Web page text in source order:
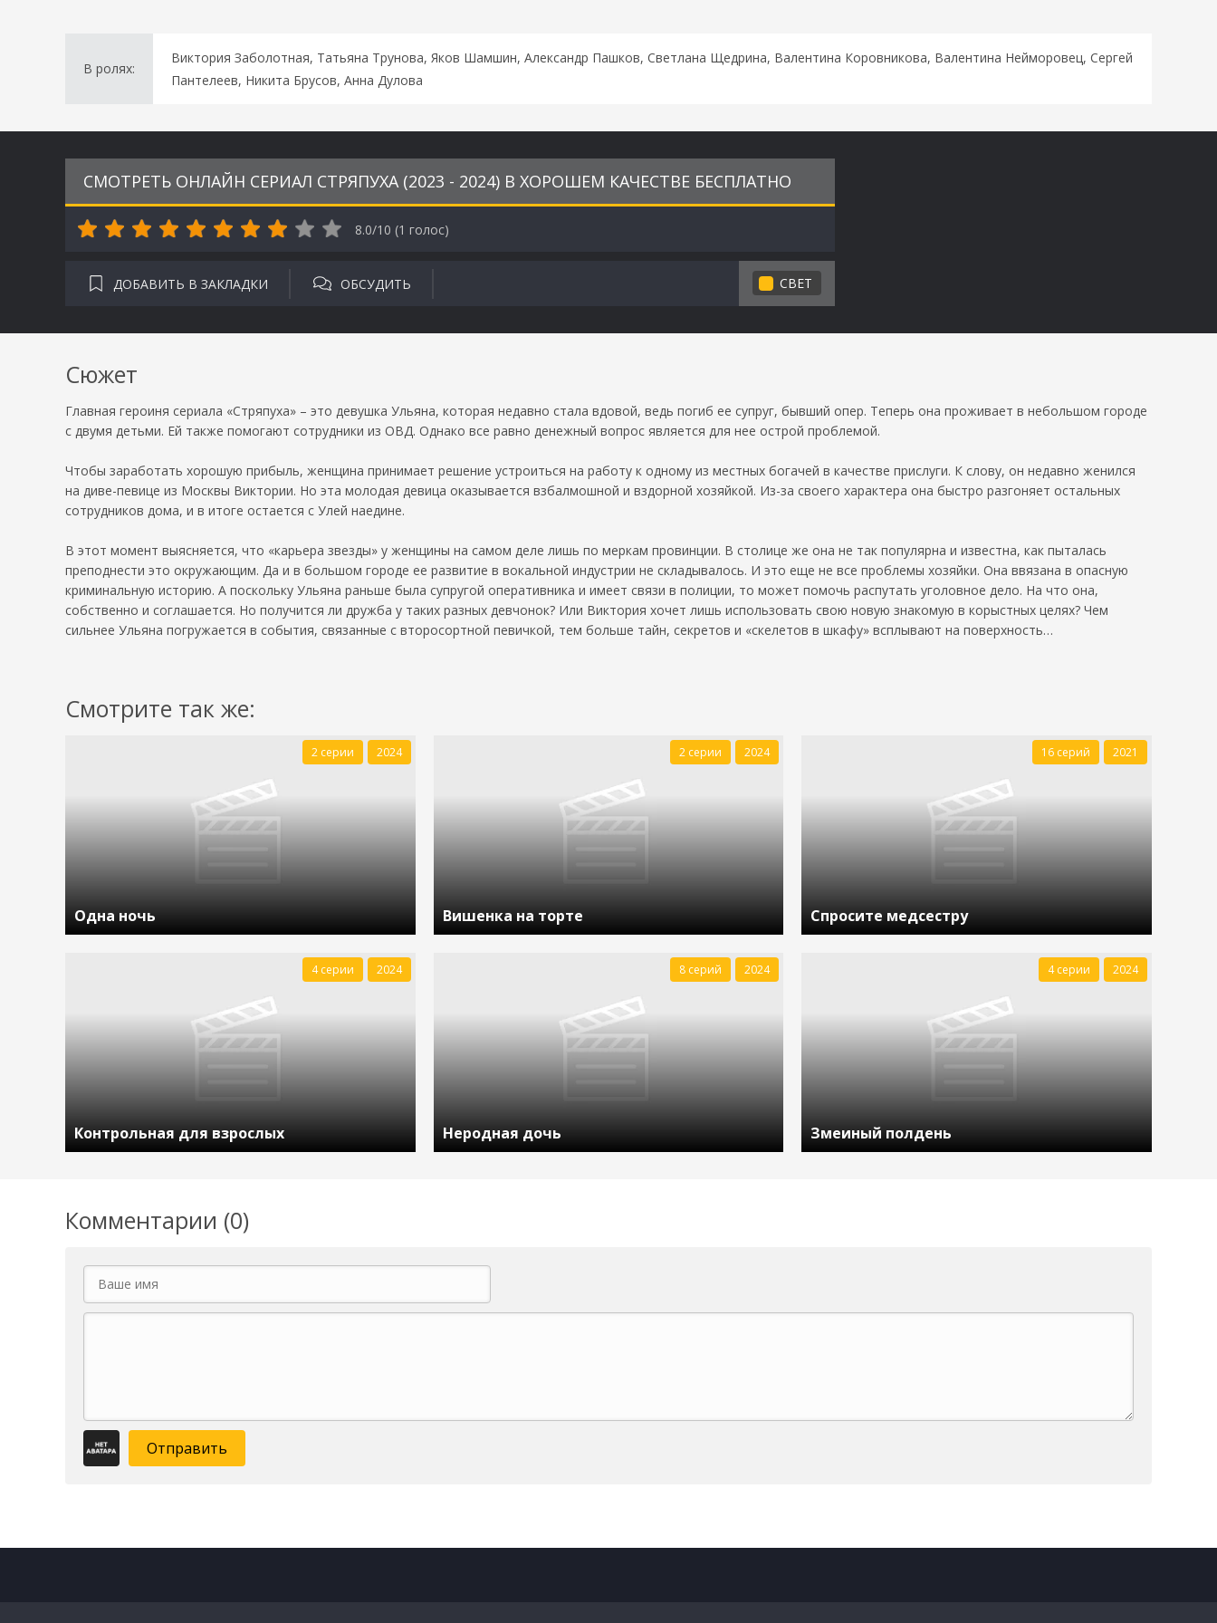
В ролях:
Виктория Заболотная, Татьяна Трунова, Яков Шамшин, Александр Пашков, Светлана Щедрина, Валентина Коровникова, Валентина Нейморовец, Сергей
Пантелеев, Никита Брусов, Анна Дулова
СМОТРЕТЬ ОНЛАЙН СЕРИАЛ СТРЯПУХА (2023 - 2024) В ХОРОШЕМ КАЧЕСТВЕ БЕСПЛАТНО
8.0/10 (1 голос)
ДОБАВИТЬ В ЗАКЛАДКИ ОБСУДИТЬ СВЕТ
Сюжет
Главная героиня сериала «Стряпуха» – это девушка Ульяна, которая недавно стала вдовой, ведь погиб ее супруг, бывший опер. Теперь она проживает в небольшом городе
с двумя детьми. Ей также помогают сотрудники из ОВД. Однако все равно денежный вопрос является для нее острой проблемой.
Чтобы заработать хорошую прибыль, женщина принимает решение устроиться на работу к одному из местных богачей в качестве прислуги. К слову, он недавно женился
на диве-певице из Москвы Виктории. Но эта молодая девица оказывается взбалмошной и вздорной хозяйкой. Из-за своего характера она быстро разгоняет остальных
сотрудников дома, и в итоге остается с Улей наедине.
В этот момент выясняется, что «карьера звезды» у женщины на самом деле лишь по меркам провинции. В столице же она не так популярна и известна, как пыталась
преподнести это окружающим. Да и в большом городе ее развитие в вокальной индустрии не складывалось. И это еще не все проблемы хозяйки. Она ввязана в опасную
криминальную историю. А поскольку Ульяна раньше была супругой оперативника и имеет связи в полиции, то может помочь распутать уголовное дело. На что она,
собственно и соглашается. Но получится ли дружба у таких разных девчонок? Или Виктория хочет лишь использовать свою новую знакомую в корыстных целях? Чем
сильнее Ульяна погружается в события, связанные с второсортной певичкой, тем больше тайн, секретов и «скелетов в шкафу» всплывают на поверхность…
Смотрите так же:
Одна ночь
2 серии 2024
Вишенка на торте
2 серии 2024
Спросите медсестру
16 серий 2021
Контрольная для взрослых
4 серии 2024
Неродная дочь
8 серий 2024
Змеиный полдень
4 серии 2024
Комментарии (0)
Отправить